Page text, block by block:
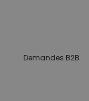
Demandes B2B